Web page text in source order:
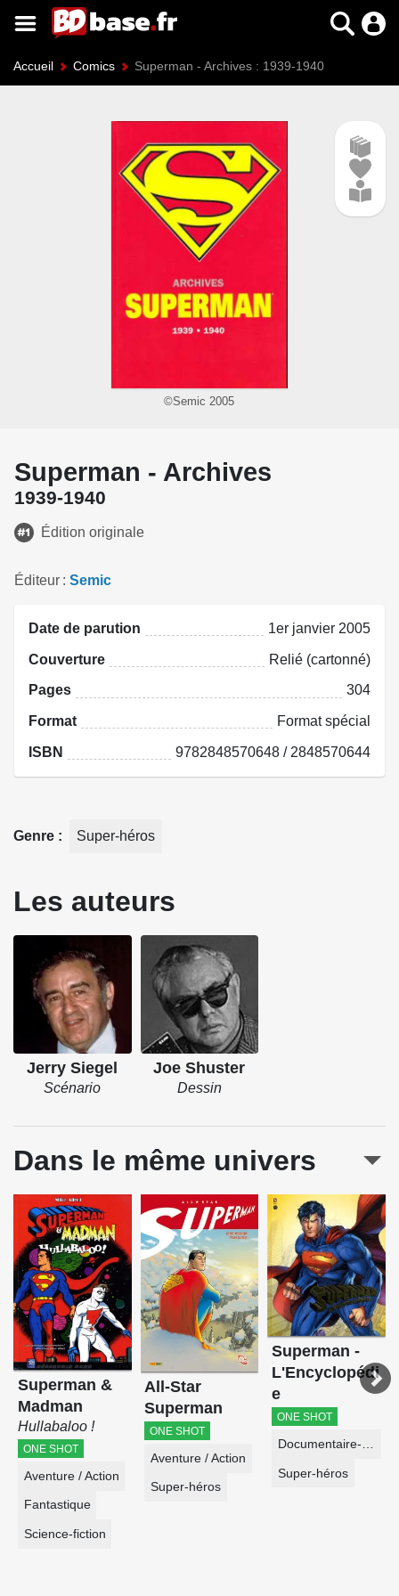
Accueil Comics Superman - Archives : 1939-1940
©Semic 2005
Superman - Archives
1939-1940
Édition originale
Éditeur Semic
Date de parution 1er janvier 2005
Couverture Relié (cartonné)
Pages 304
Format Format spécial
ISBN 9782848570648 / 2848570644
Genre Super-héros
Les auteurs
Jerry Siegel
Scénario
Joe Shuster
Dessin
Dans le même univers
Superman &
Madman
Hullabaloo !
ONE SHOT
Aventure / Action
Fantastique
Science-fiction
All-Star
Superman
ONE SHOT
Aventure / Action
Super-héros
Superman -
L'Encyclopédi
e
ONE SHOT
Documentaire-Encyclopédie
Super-héros